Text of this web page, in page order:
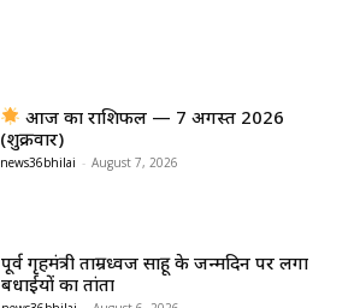
आज का राशिफल — 7 अगस्त 2026
(शुक्रवार)
news36bhilai - August 7, 2026
पूर्व गृहमंत्री ताम्रध्वज साहू के जन्मदिन पर लगा
बधाईयों का तांता